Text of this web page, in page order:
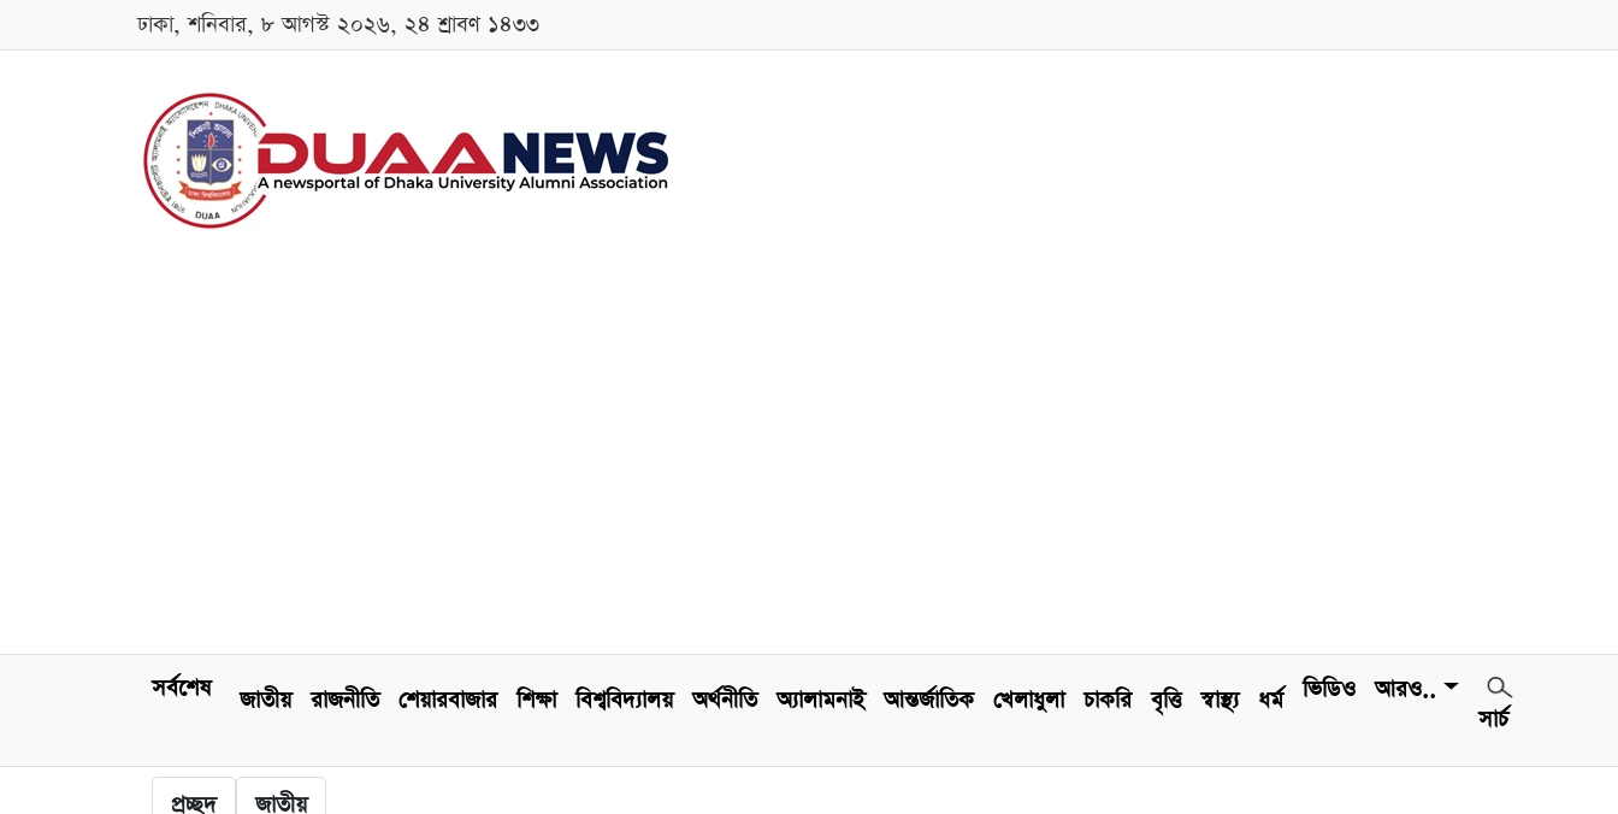
ঢাকা, শনিবার, ৮ আগস্ট ২০২৬, ২৪ শ্রাবণ ১৪৩৩
সর্বশেষ জাতীয় রাজনীতি শেয়ারবাজার শিক্ষা বিশ্ববিদ্যালয় অর্থনীতি অ্যালামনাই আন্তর্জাতিক খেলাধুলা চাকরি বৃত্তি স্বাস্থ্য ধর্ম ভিডিও
আরও..
সার্চ
প্রচ্ছদ জাতীয়